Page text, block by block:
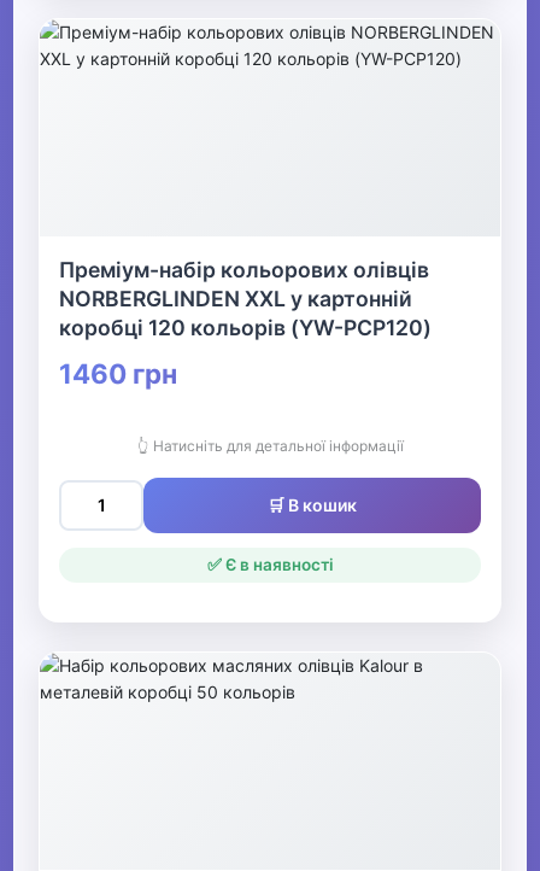
Преміум-набір кольорових олівців
NORBERGLINDEN XXL у картонній
коробці 120 кольорів (YW-PCP120)
1460 грн
👆 Натисніть для детальної інформації
🛒 В кошик
✅ Є в наявності